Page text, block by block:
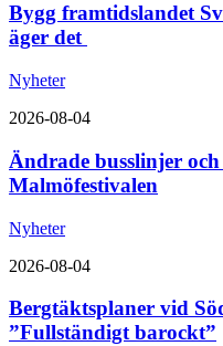
Bygg framtidslandet
äger det
Nyheter
2026-08-04
Ändrade busslinjer
Malmöfestivalen
Nyheter
2026-08-04
Bergtäktsplaner vid
”Fullständigt barockt”